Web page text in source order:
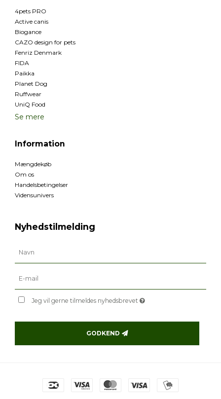
4pets PRO
Active canis
Biogance
CAZO design for pets
Fenriz Denmark
FIDA
Paikka
Planet Dog
Ruffwear
UniQ Food
Se mere
Information
Mængdekøb
Om os
Handelsbetingelser
Vidensunivers
Nyhedstilmelding
Jeg vil gerne tilmeldes nyhedsbrevet
GODKEND